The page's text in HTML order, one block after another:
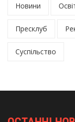
Новини
Пресклуб
Суспільство